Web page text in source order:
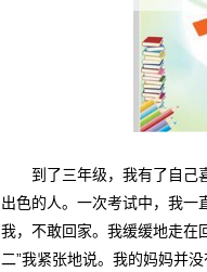
到了三年级，我有了自己
出色的人。一次考试中，我一
我，不敢回家。我缓缓地走在
二”我紧张地说。我的妈妈并